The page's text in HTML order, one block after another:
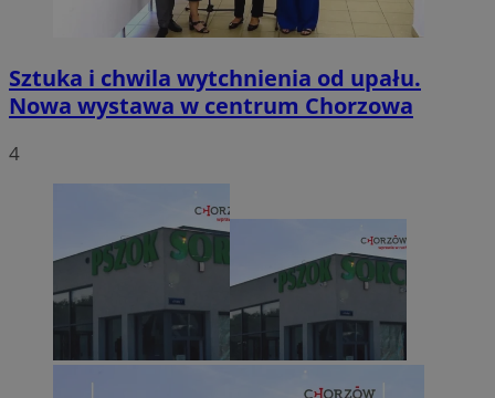
Sztuka i chwila wytchnienia od upału.
Nowa wystawa w centrum Chorzowa
4